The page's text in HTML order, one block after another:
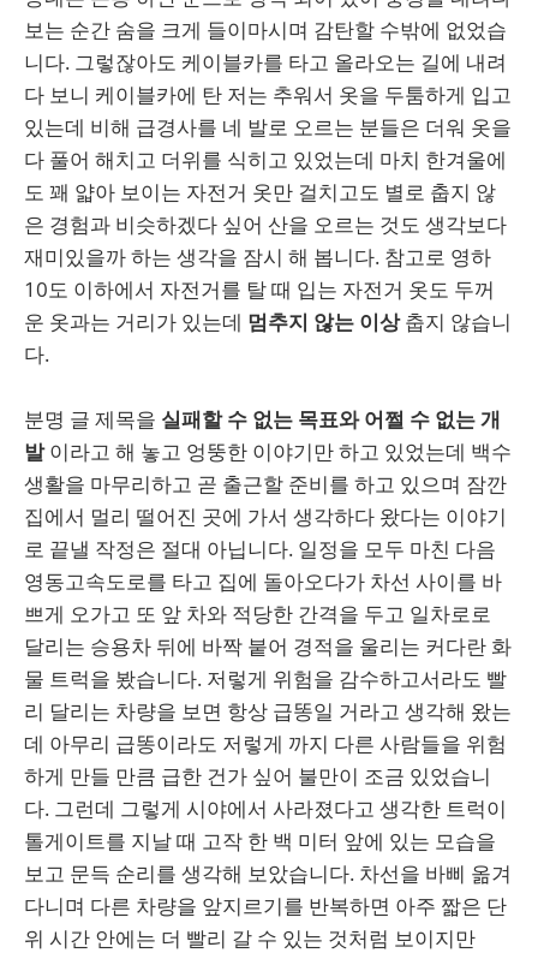
보는 순간 숨을 크게 들이마시며 감탄할 수밖에 없었습
니다. 그렇잖아도 케이블카를 타고 올라오는 길에 내려
다 보니 케이블카에 탄 저는 추워서 옷을 두툼하게 입고
있는데 비해 급경사를 네 발로 오르는 분들은 더워 옷을
다 풀어 해치고 더위를 식히고 있었는데 마치 한겨울에
도 꽤 얇아 보이는 자전거 옷만 걸치고도 별로 춥지 않
은 경험과 비슷하겠다 싶어 산을 오르는 것도 생각보다
재미있을까 하는 생각을 잠시 해 봅니다. 참고로 영하
10도 이하에서 자전거를 탈 때 입는 자전거 옷도 두꺼
운 옷과는 거리가 있는데 멈추지 않는 이상춥지 않습니
다.
분명 글 제목을 실패할 수 없는 목표와 어쩔 수 없는 개
발이라고 해 놓고 엉뚱한 이야기만 하고 있었는데 백수
생활을 마무리하고 곧 출근할 준비를 하고 있으며 잠깐
집에서 멀리 떨어진 곳에 가서 생각하다 왔다는 이야기
로 끝낼 작정은 절대 아닙니다. 일정을 모두 마친 다음
영동고속도로를 타고 집에 돌아오다가 차선 사이를 바
쁘게 오가고 또 앞 차와 적당한 간격을 두고 일차로로
달리는 승용차 뒤에 바짝 붙어 경적을 울리는 커다란 화
물 트럭을 봤습니다. 저렇게 위험을 감수하고서라도 빨
리 달리는 차량을 보면 항상 급똥일 거라고 생각해 왔는
데 아무리 급똥이라도 저렇게 까지 다른 사람들을 위험
하게 만들 만큼 급한 건가 싶어 불만이 조금 있었습니
다. 그런데 그렇게 시야에서 사라졌다고 생각한 트럭이
톨게이트를 지날 때 고작 한 백 미터 앞에 있는 모습을
보고 문득 순리를 생각해 보았습니다. 차선을 바삐 옮겨
다니며 다른 차량을 앞지르기를 반복하면 아주 짧은 단
위 시간 안에는 더 빨리 갈 수 있는 것처럼 보이지만